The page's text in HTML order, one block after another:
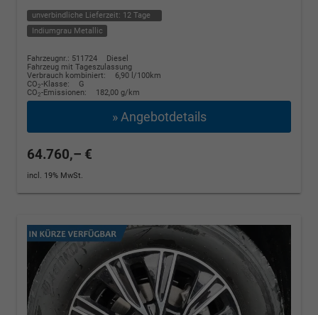
unverbindliche Lieferzeit: 12 Tage
Indiumgrau Metallic
Fahrzeugnr.: 511724
Diesel
Fahrzeug mit Tageszulassung
Verbrauch kombiniert:
6,90 l/100km
CO2-Klasse:
G
CO2-Emissionen: 182,00 g/km
» Angebotdetails
64.760,– €
incl. 19% MwSt.